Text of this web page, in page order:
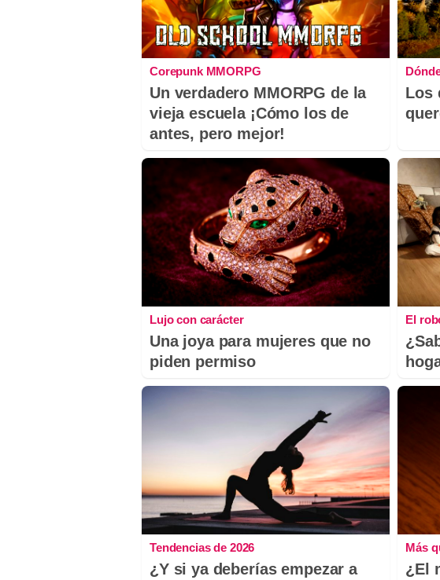
Corepunk MMORPG
Un verdadero MMORPG de la
vieja escuela ¡Cómo los de
antes, pero mejor!
Los
Lujo con carácter
Una joya para mujeres que no
piden permiso
El
Tendencias de 2026
¿Y si ya deberías empezar a
Más
¿El